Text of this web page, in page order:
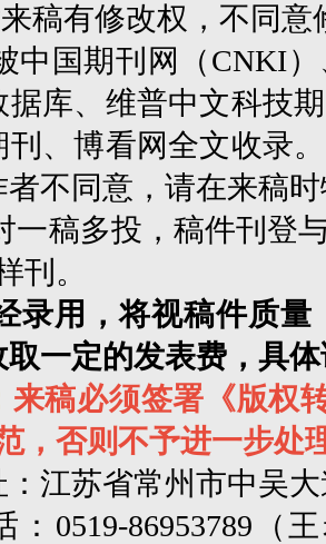
稿有修改权，不同
中国期刊网（CNKI
据库、维普中文科技
刊、博看网全文收录
者不同意，请在来稿
一稿多投，稿件刊登
刊。
录用，将视稿件质
取一定的发表费，具
来稿必须签署《版权
，否则不予进一步处
江苏省常州市中吴大
：0519-86953789（